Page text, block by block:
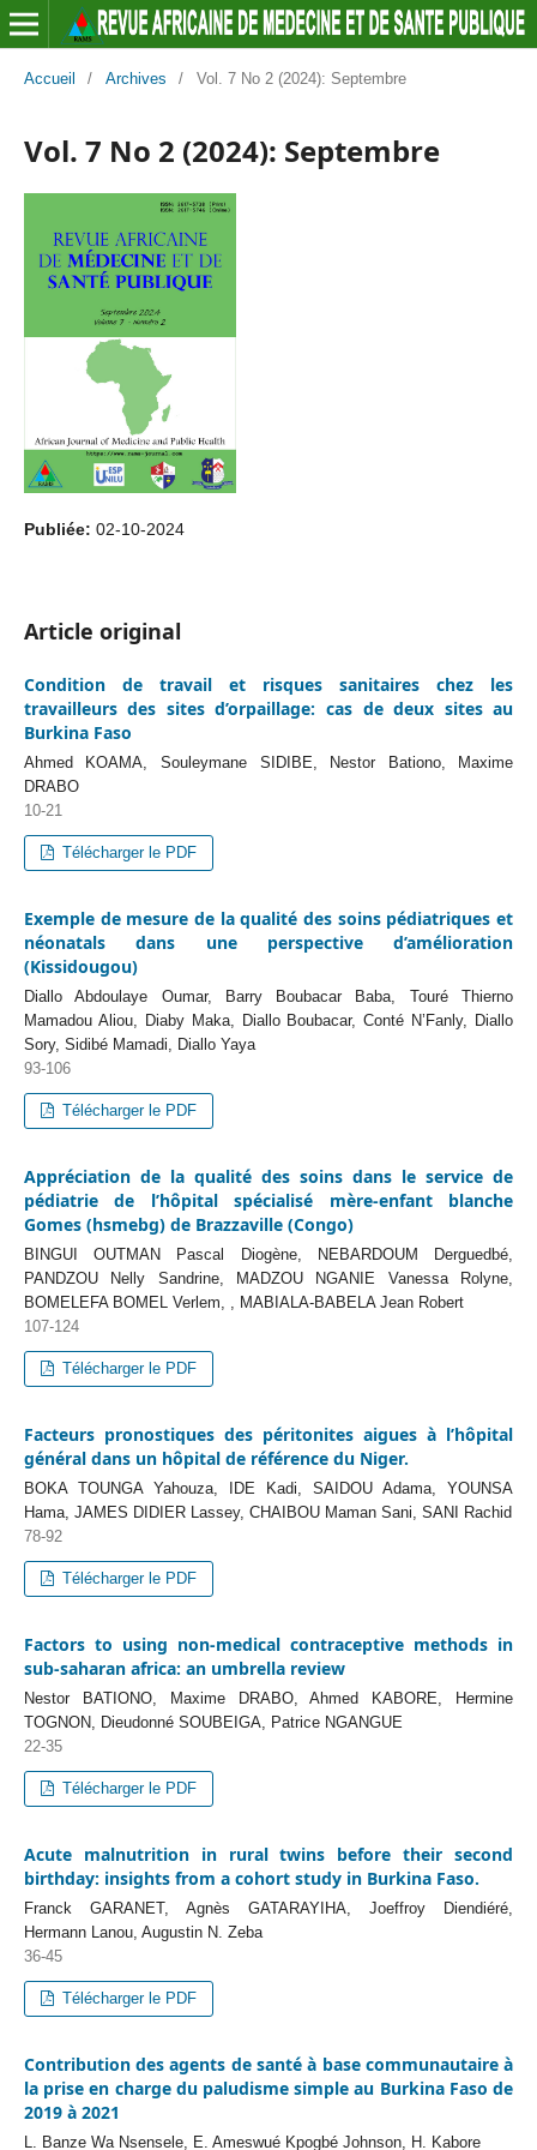
Accueil / Archives / Vol. 7 No 2 (2024): Septembre
Vol. 7 No 2 (2024): Septembre
Publiée: 02-10-2024
Article original
Condition de travail et risques sanitaires chez les
travailleurs des sites d’orpaillage: cas de deux sites au
Burkina Faso
Ahmed KOAMA, Souleymane SIDIBE, Nestor Bationo, Maxime
DRABO
10-21
Télécharger le PDF
Exemple de mesure de la qualité des soins pédiatriques et
néonatals dans une perspective d’amélioration
(Kissidougou)
Diallo Abdoulaye Oumar, Barry Boubacar Baba, Touré Thierno
Mamadou Aliou, Diaby Maka, Diallo Boubacar, Conté N’Fanly, Diallo
Sory, Sidibé Mamadi, Diallo Yaya
93-106
Télécharger le PDF
Appréciation de la qualité des soins dans le service de
pédiatrie de l’hôpital spécialisé mère-enfant blanche
Gomes (hsmebg) de Brazzaville (Congo)
BINGUI OUTMAN Pascal Diogène, NEBARDOUM Derguedbé,
PANDZOU Nelly Sandrine, MADZOU NGANIE Vanessa Rolyne,
BOMELEFA BOMEL Verlem, , MABIALA-BABELA Jean Robert
107-124
Télécharger le PDF
Facteurs pronostiques des péritonites aigues à l’hôpital
général dans un hôpital de référence du Niger.
BOKA TOUNGA Yahouza, IDE Kadi, SAIDOU Adama, YOUNSA
Hama, JAMES DIDIER Lassey, CHAIBOU Maman Sani, SANI Rachid
78-92
Télécharger le PDF
Factors to using non-medical contraceptive methods in
sub-saharan africa: an umbrella review
Nestor BATIONO, Maxime DRABO, Ahmed KABORE, Hermine
TOGNON, Dieudonné SOUBEIGA, Patrice NGANGUE
22-35
Télécharger le PDF
Acute malnutrition in rural twins before their second
birthday: insights from a cohort study in Burkina Faso.
Franck GARANET, Agnès GATARAYIHA, Joeffroy Diendiéré,
Hermann Lanou, Augustin N. Zeba
36-45
Télécharger le PDF
Contribution des agents de santé à base communautaire à
la prise en charge du paludisme simple au Burkina Faso de
2019 à 2021
L. Banze Wa Nsensele, E. Ameswué Kpogbé Johnson, H. Kabore